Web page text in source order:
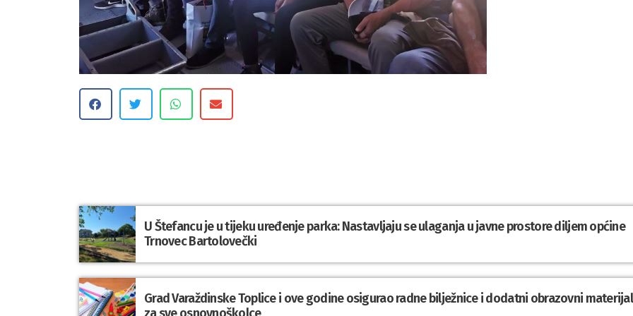
U Štefancu je u tijeku uređenje parka: Nastavljaju se ulaganja u javne prostore diljem općine
Trnovec Bartolovečki
Grad Varaždinske Toplice i ove godine osigurao radne bilježnice i dodatni obrazovni materijal